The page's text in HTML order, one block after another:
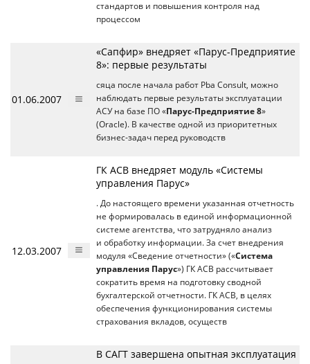
стандартов и повышения контроля над
процессом
01.06.2007
«Сапфир» внедряет «Парус-Предприятие
8»: первые результаты
сяца после начала работ Pba Consult, можно
наблюдать первые результаты эксплуатации
АСУ на базе ПО «Парус-Предприятие 8»
(Oracle). В качестве одной из приоритетных
бизнес-задач перед руководств
12.03.2007
ГК АСВ внедряет модуль «Системы
управления Парус»
. До настоящего времени указанная отчетность
не формировалась в единой информационной
системе агентства, что затрудняло анализ
и обработку информации. За счет внедрения
модуля «Сведение отчетности» («Система
управления Парус») ГК АСВ рассчитывает
сократить время на подготовку сводной
бухгалтерской отчетности. ГК АСВ, в целях
обеспечения функционирования системы
страхования вкладов, осуществ
В САГТ завершена опытная эксплуатация